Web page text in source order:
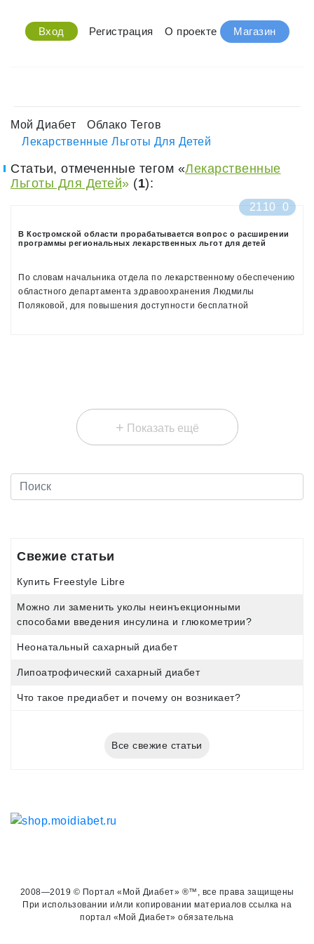
Вход Регистрация О проекте Магазин
Мой Диабет
Облако Тегов
Лекарственные Льготы Для Детей
Статьи, отмеченные тегом «Лекарственные
Льготы Для Детей» (1):
2110 0
В Костромской области прорабатывается вопрос о расширении
программы региональных лекарственных льгот для детей
По словам начальника отдела по лекарственному обеспечению
областного департамента здравоохранения Людмилы
Поляковой, для повышения доступности бесплатной
+ Показать ещё
Свежие статьи
Купить Freestyle Libre
Можно ли заменить уколы неинъекционными
способами введения инсулина и глюкометрии?
Неонатальный сахарный диабет
Липоатрофический сахарный диабет
Что такое предиабет и почему он возникает?
Все свежие статьи
2008—2019 © Портал «Мой Диабет» ®™, все права защищены
При использовании и/или копировании материалов ссылка на
портал «Мой Диабет» обязательна